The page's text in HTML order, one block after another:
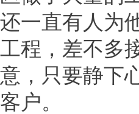
还一直有人为
工程，差不多
意，只要静下
客户。